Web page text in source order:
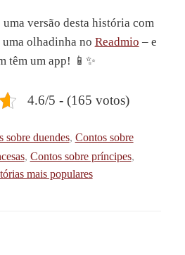
versão desta história com
uma olhadinha no Readmio – e
têm um app! 📱✨
4.6/5 - (165 votos)
sobre duendes, Contos sobre
, Contos sobre príncipes,
mais populares